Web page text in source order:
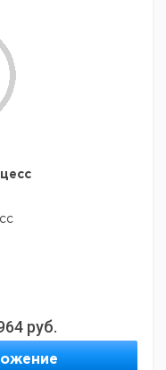
руб.